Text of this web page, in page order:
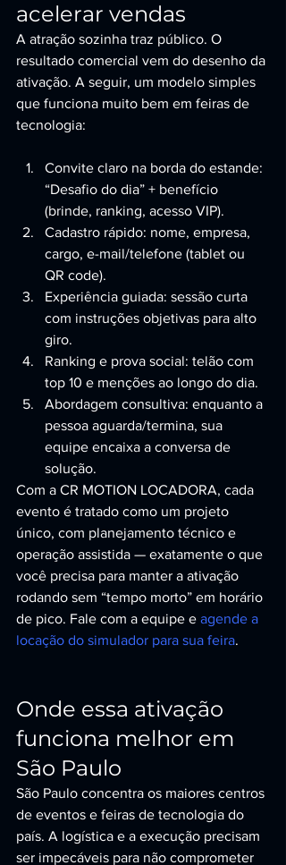
acelerar vendas
A atração sozinha traz público. O
resultado comercial vem do desenho da
ativação. A seguir, um modelo simples
que funciona muito bem em feiras de
tecnologia:
Convite claro na borda do estande:
“Desafio do dia” + benefício
(brinde, ranking, acesso VIP).
Cadastro rápido: nome, empresa,
cargo, e-mail/telefone (tablet ou
QR code).
Experiência guiada: sessão curta
com instruções objetivas para alto
giro.
Ranking e prova social: telão com
top 10 e menções ao longo do dia.
Abordagem consultiva: enquanto a
pessoa aguarda/termina, sua
equipe encaixa a conversa de
solução.
Com a CR MOTION LOCADORA, cada
evento é tratado como um projeto
único, com planejamento técnico e
operação assistida — exatamente o que
você precisa para manter a ativação
rodando sem “tempo morto” em horário
de pico. Fale com a equipe e agende a
locação do simulador para sua feira.
Onde essa ativação
funciona melhor em
São Paulo
São Paulo concentra os maiores centros
de eventos e feiras de tecnologia do
país. A logística e a execução precisam
ser impecáveis para não comprometer